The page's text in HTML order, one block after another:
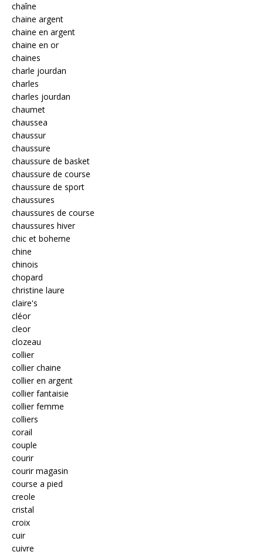
chaîne
chaine argent
chaine en argent
chaine en or
chaines
charle jourdan
charles
charles jourdan
chaumet
chaussea
chaussur
chaussure
chaussure de basket
chaussure de course
chaussure de sport
chaussures
chaussures de course
chaussures hiver
chic et boheme
chine
chinois
chopard
christine laure
claire's
cléor
cleor
clozeau
collier
collier chaine
collier en argent
collier fantaisie
collier femme
colliers
corail
couple
courir
courir magasin
course a pied
creole
cristal
croix
cuir
cuivre